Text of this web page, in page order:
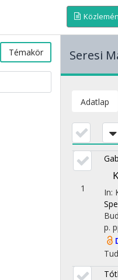
Témakör Seresi
Adatlap
1 In:
p.